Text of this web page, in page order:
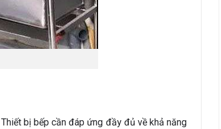
bị bếp cần đáp ứng đầy đủ về khả năng